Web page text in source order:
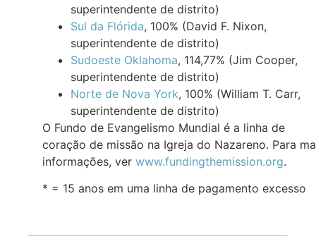
superintendente de distrito)
Sul da Flórida, 100% (David F. Nixon,
superintendente de distrito)
Sudoeste Oklahoma, 114,77% (Jim Cooper,
superintendente de distrito)
Norte de Nova York, 100% (William T. Carr,
superintendente de distrito)
O Fundo de Evangelismo Mundial é a linha de
coração de missão na Igreja do Nazareno. Para
informações, ver www.fundingthemission.org.
* = 15 anos em uma linha de pagamento excesso